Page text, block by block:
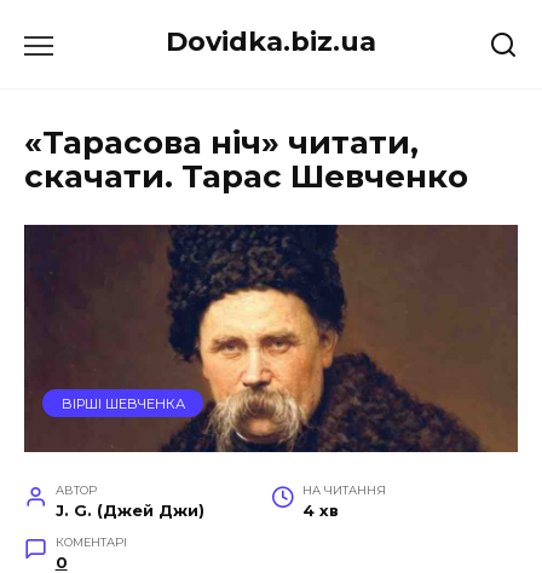
до
Dovidka.biz.ua
«Тарасова ніч» читати,
скачати. Тарас Шевченко
ВІРШІ ШЕВЧЕНКА
АВТОР
J. G. (Джей Джи)
НА ЧИТАННЯ
4 хв
КОМЕНТАРІ
0